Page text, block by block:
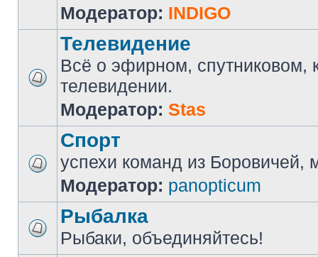
Модератор: INDIGO
Телевидение
Всё о эфирном, спутниковом,
телевидении.
Модератор: Stas
Спорт
успехи команд из Боровичей,
Модератор: panopticum
Рыбалка
Рыбаки, объединяйтесь!